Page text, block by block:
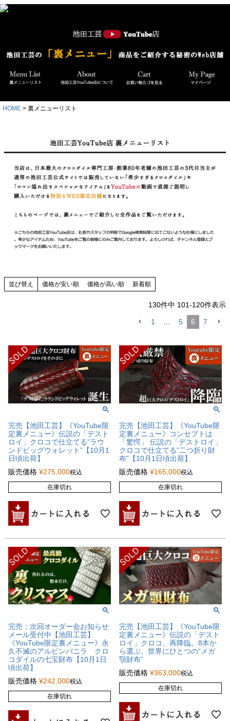
HOME 裏メニューリスト
並び替え 価格が安い順 価格が高い順 新着順
130件中 101-120件表示
1 5 6 7
完売【池田工芸】《YouTube限
定裏メニュー》伝説の「デスト
ロイ」クロコで仕立てる”ラウ
ンドビッグウォレット”【10月1
日頃出荷】
販売価格 ¥275,000税込
在庫切れ
完売【池田工芸】《YouTube限
定裏メニュー》コンセプトは
「驚愕」 伝説の「デストロイ」
クロコで仕立てる”二つ折り財
布”【10月1日頃出荷】
販売価格 ¥165,000税込
在庫切れ
完売：次回オーダー会お知らせ
メール受付中【池田工芸】
《YouTube限定裏メニュー》永
久不滅のアルピンバニラ クロ
コダイルの七宝財布【10月1日
頃出荷】
販売価格 ¥242,000税込
在庫切れ
完売【池田工芸】《YouTube限
定裏メニュー》伝説の「デスト
ロイ」クロコ、再降臨。8本か
ら選ぶ、世界にひとつの“メガ
顎財布”
販売価格 ¥363,000税込
在庫切れ